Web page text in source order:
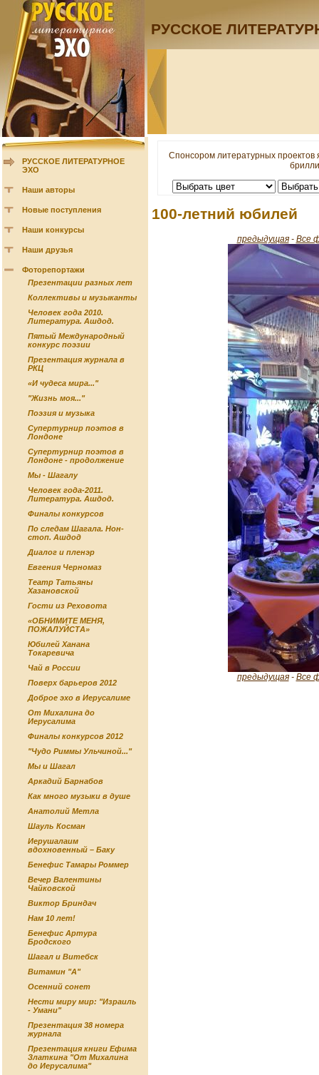
РУССКОЕ
РУССКОЕ ЛИТЕРАТУРНОЕ
ЭХО
Наши авторы
Новые поступления
Наши конкурсы
Наши друзья
Фоторепортажи
Презентации разных лет
Коллективы и музыканты
Человек года 2010.
Литература. Ашдод.
Пятый Международный
конкурс поэзии
Презентация журнала в
РКЦ
«И чудеса мира..."
"Жизнь моя..."
Поэзия и музыка
Супертурнир поэтов в
Лондоне
Супертурнир поэтов в
Лондоне - продолжение
Мы - Шагалу
Человек года-2011.
Литература. Ашдод.
Финалы конкурсов
По следам Шагала. Нон-
стоп. Ашдод
Диалог и пленэр
Евгения Черномаз
Театр Татьяны
Хазановской
Гости из Реховота
«ОБНИМИТЕ МЕНЯ,
ПОЖАЛУЙСТА»
Юбилей Ханана
Токаревича
Чай в России
Поверх барьеров 2012
Доброе эхо в Иерусалиме
От Михалина до
Иерусалима
Финалы конкурсов 2012
"Чудо Риммы Ульчиной..."
Мы и Шагал
Аркадий Барнабов
Как много музыки в душе
Анатолий Метла
Шауль Косман
Иерушалаим
вдохновенный – Баку
Бенефис Тамары Роммер
Вечер Валентины
Чайковской
Виктор Бриндач
Нам 10 лет!
Бенефис Артура
Бродского
Шагал и Витебск
Витамин "А"
Осенний сонет
Нести миру мир: "Израиль
- Умани"
Презентация 38 номера
журнала
Презентация книги Ефима
Златкина "От Михалина
до Иерусалима"
Спонсором литературных
100-летний юбилей
предыдущая- Все
предыдущая- Все